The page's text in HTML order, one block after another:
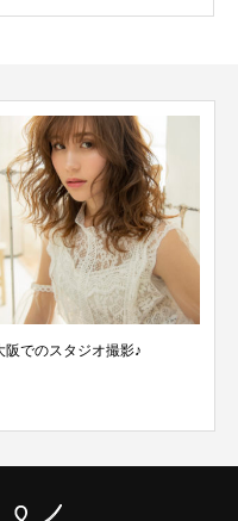
阪でのスタジオ撮影♪